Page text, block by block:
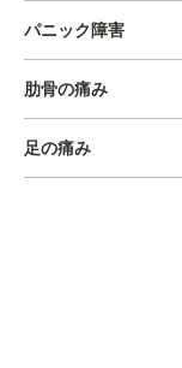
パニック障害
肋骨の痛み
足の痛み